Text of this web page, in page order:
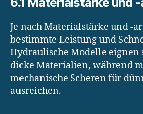
Je nach Materialstärke und -
bestimmte Leistung und
Hydraulische Modelle eignen
dicke Materialien, während
mechanische Scheren für
ausreichen.